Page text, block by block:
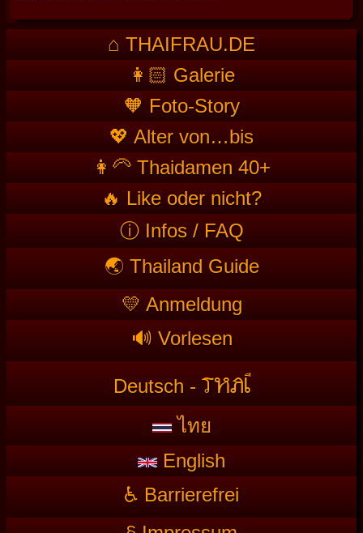
⌂ THAIFRAU.DE
👩🏻 Galerie
🧡 Foto-Story
💖 Alter von…bis
👩‍🦳 Thaidamen 40+
🔥 Like oder nicht?
ⓘ Infos / FAQ
🌏 Thailand Guide
💛 Anmeldung
🔊 Vorlesen
Deutsch - THAI
ไทย
English
♿ Barrierefrei